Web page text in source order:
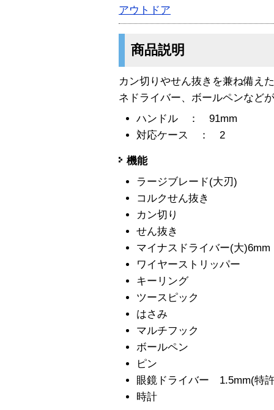
アウトドア
商品説明
カン切りやせん抜きを兼ね備え
ネドライバー、ボールペンなど
ハンドル ： 91mm
対応ケース ： 2
機能
ラージブレード(大刃)
コルクせん抜き
カン切り
せん抜き
マイナスドライバー(大)6mm
ワイヤーストリッパー
キーリング
ツースピック
はさみ
マルチフック
ボールペン
ピン
眼鏡ドライバー 1.5mm(特
時計